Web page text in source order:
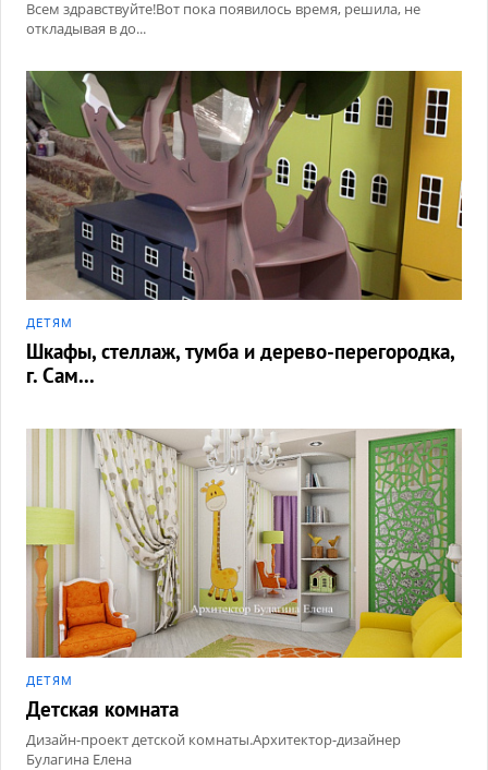
Всем здравствуйте!Вот пока появилось время, решила, не
откладывая в до...
ДЕТЯМ
Шкафы, стеллаж, тумба и дерево-перегородка,
г. Сам...
ДЕТЯМ
Детская комната
Дизайн-проект детской комнаты.Архитектор-дизайнер
Булагина Елена